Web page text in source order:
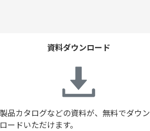
資料ダウンロード
品カタログなどの資料が、無料でダウン
ードいただけます。